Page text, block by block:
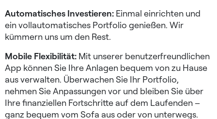
Automatisches Investieren: Einmal einrichten und
ein vollautomatisches Portfolio genießen. Wir
kümmern uns um den Rest.
Mobile Flexibilität: Mit unserer benutzerfreundlichen
App können Sie Ihre Anlagen bequem von zu Hause
aus verwalten. Überwachen Sie Ihr Portfolio,
nehmen Sie Anpassungen vor und bleiben Sie über
Ihre finanziellen Fortschritte auf dem Laufenden –
ganz bequem vom Sofa aus oder von unterwegs.